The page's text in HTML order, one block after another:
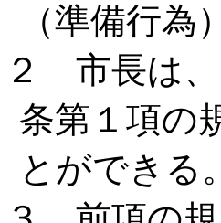
（準備行為）
２ 市長は、
条第１項の
とができる。